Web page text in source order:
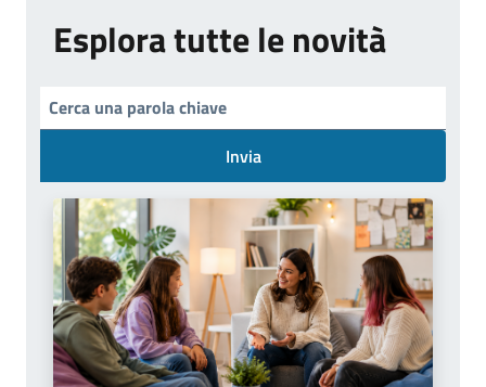
Esplora tutte le novità
Invia